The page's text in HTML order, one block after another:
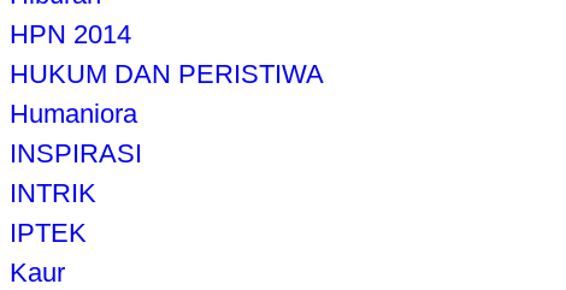
HPN 2014
HUKUM DAN PERISTIWA
Humaniora
INSPIRASI
INTRIK
IPTEK
Kaur